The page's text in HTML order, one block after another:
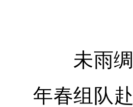
未雨绸
年春组队